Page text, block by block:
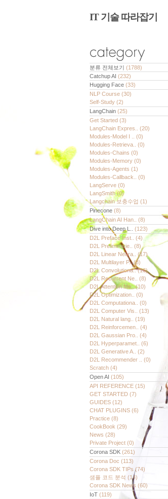
IT 기술 따라잡기
분류 전체보기 (1788)
Catchup AI (232)
Hugging Face (33)
NLP Course (30)
Self-Study (2)
LangChain (25)
Get Started (3)
LangChain Expres.. (20)
Modules-Model I .. (0)
Modules-Retrieva.. (0)
Modules-Chains (0)
Modules-Memory (0)
Modules-Agents (1)
Modules-Callback.. (0)
LangServe (0)
LangSmith(0)
Langchain 보충수업 (1)
Pinecone (8)
LangChain AI Han.. (8)
Dive into Deep L.. (123)
D2L Preface Inst.. (4)
D2L Preliminarie.. (8)
D2L Linear Neura.. (17)
D2L Multilayer P..(8)
D2L Convolutiona..(16)
D2L Recurrent Ne.. (8)
D2L Attention Me..(10)
D2L Optimization.. (0)
D2L Computationa.. (0)
D2L Computer Vis.. (13)
D2L Natural lang.. (19)
D2L Reinforcemen.. (4)
D2L Gaussian Pro.. (4)
D2L Hyperparamet.. (6)
D2L Generative A.. (2)
D2L Recommender .. (0)
Scratch (4)
Open AI (105)
API REFERENCE (15)
GET STARTED (7)
GUIDES (12)
CHAT PLUGINS (6)
Practice (8)
CookBook (29)
News (28)
Private Project (0)
Corona SDK (261)
Corona Doc (113)
Corona SDK TIPs (74)
샘플 코드 분석 (14)
Corona SDK News (60)
IoT (119)